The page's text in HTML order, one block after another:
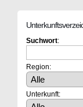
Suchwort:
Region:
Unterkunft: